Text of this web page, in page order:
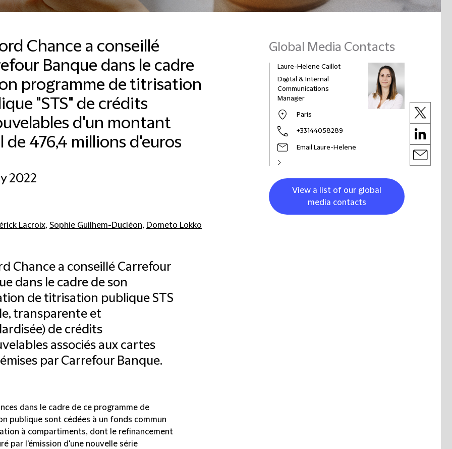
Chance a conseillé
Banque dans le cadre
programme de titrisation
"STS" de crédits
d'un montant
de 476,4 millions d'euros
2022
Lacroix, Sophie Guilhem-Ducléon, Dometo Lokko
Chance a conseillé Carrefour
dans le cadre de son
de titrisation publique STS
transparente et
de crédits
associés aux cartes
émises par Carrefour Banque.
dans le cadre de ce programme de
publique sont cédées à un fonds commun
à compartiments, dont le refinancement
par l'émission d'une nouvelle série
Global Media Contacts
Email
Laure-Helene Caillot
Digital & Internal
Communications
Manager
Paris
+33144058289
Email Laure-Helene
View a list of our global
media contacts